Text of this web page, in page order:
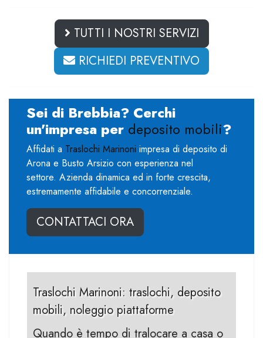
TUTTI I NOSTRI SERVIZI
RICHIEDI PREVENTIVO
Sei di Brebbia? Cerchi
un'impresa per deposito mobili?
Affidati a Traslochi Marinoni impresa di deposito di
Arona e Busto Arsizio con esperienza nel
settore. Azienda dinamica ed in forte crescita,
estremamente affidabile e concorrenziale.
CONTATTACI ORA
Traslochi Marinoni: traslochi, deposito
mobili, noleggio piattaforme
Quando è tempo di tralocare a casa o